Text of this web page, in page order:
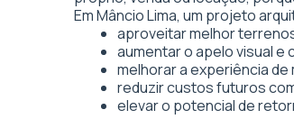
Em Mâncio Lima, um projeto
aproveitar melhor
aumentar o apelo visual e
melhorar a experiência
reduzir custos futuros
elevar o potencial de